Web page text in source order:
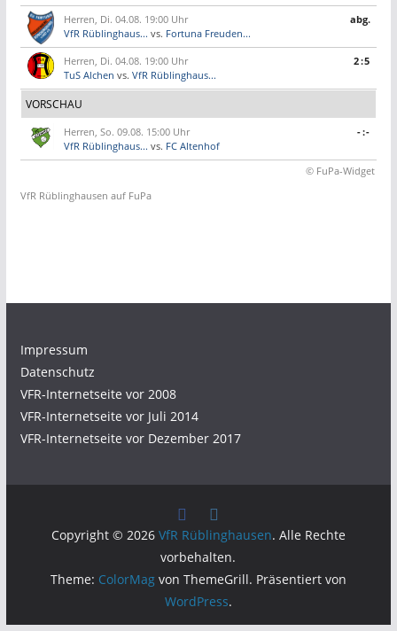
Herren, Di. 04.08. 19:00 Uhr
VfR Rüblinghaus... vs. Fortuna Freuden...
abg.
Herren, Di. 04.08. 19:00 Uhr
TuS Alchen vs. VfR Rüblinghaus...
2:5
VORSCHAU
Herren, So. 09.08. 15:00 Uhr
VfR Rüblinghaus... vs. FC Altenhof
-:-
© FuPa-Widget
VfR Rüblinghausen auf FuPa
Impressum
Datenschutz
VFR-Internetseite vor 2008
VFR-Internetseite vor Juli 2014
VFR-Internetseite vor Dezember 2017
Copyright © 2026 VfR Rüblinghausen. Alle Rechte
vorbehalten.
Theme: ColorMagvon ThemeGrill. Präsentiert von
WordPress.